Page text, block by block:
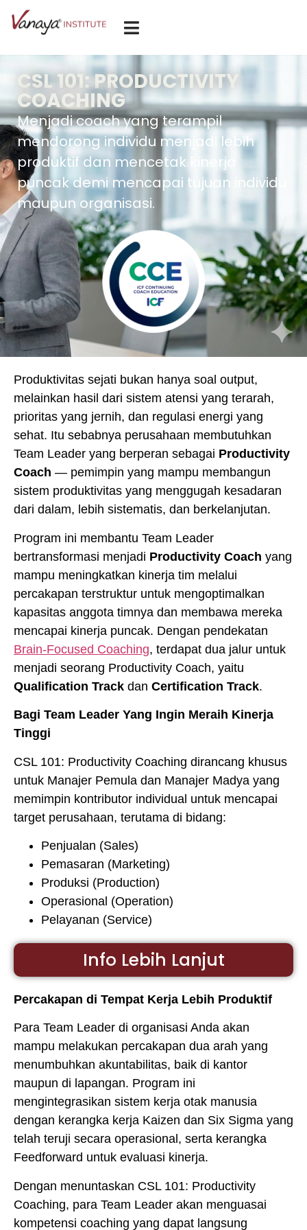
CSL 101: PRODUCTIVITY
COACHING
Menjadicoach yangterampil
mendorong individu menjadi lebih
produktif dan mencetak
kinerja
puncakdemi mencapai tujuan
individu
maupun organisasi.
Produktivitas sejati bukan hanya soal output,
melainkan hasil dari sistem atensi yang terarah,
prioritas yang jernih, dan regulasi energi yang
sehat. Itu sebabnya perusahaan membutuhkan
Team Leader yang berperan sebagai Productivity
Coach — pemimpin yang mampu membangun
sistem produktivitas yang menggugah kesadaran
dari dalam, lebih sistematis, dan berkelanjutan.
Program ini membantu Team Leader
bertransformasi menjadi Productivity Coach yang
mampu meningkatkan kinerja tim melalui
percakapan terstruktur untuk mengoptimalkan
kapasitas anggota timnya dan membawa mereka
mencapai kinerja puncak. Dengan pendekatan
Brain-Focused Coaching, terdapat dua jalur untuk
menjadi seorang Productivity Coach, yaitu
Qualification Track dan Certification Track.
Bagi Team Leader Yang Ingin Meraih Kinerja
Tinggi
CSL 101: Productivity Coaching dirancang khusus
untuk Manajer Pemula dan Manajer Madya yang
memimpin kontributor individual untuk mencapai
target perusahaan, terutama di bidang:
Penjualan (Sales)
Pemasaran (Marketing)
Produksi (Production)
Operasional (Operation)
Pelayanan (Service)
Info Lebih Lanjut
Percakapan di Tempat Kerja Lebih Produktif
Para Team Leader di organisasi Anda akan
mampu melakukan percakapan dua arah yang
menumbuhkan akuntabilitas, baik di kantor
maupun di lapangan. Program ini
mengintegrasikan sistem kerja otak manusia
dengan kerangka kerja Kaizen dan Six Sigma yang
telah teruji secara operasional, serta kerangka
Feedforward untuk evaluasi kinerja.
Dengan menuntaskan CSL 101: Productivity
Coaching, para Team Leader akan menguasai
kompetensi coaching yang dapat langsung